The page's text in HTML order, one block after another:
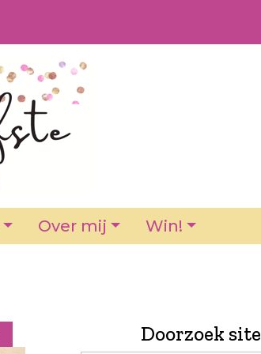
Over mij Win!
Doorzoek site